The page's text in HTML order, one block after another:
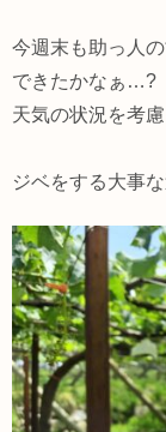
今週末も助っ人
できたかなぁ…?
天気の状況を考
ジベをする大事